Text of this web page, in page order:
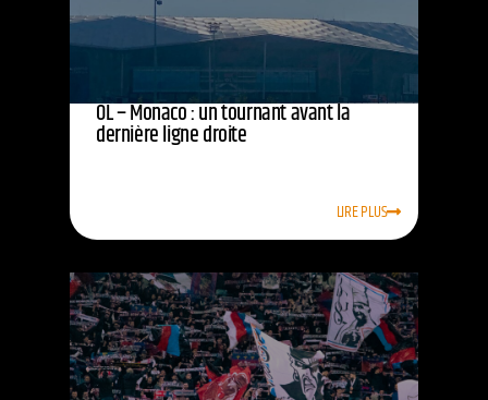
OL – Monaco : un tournant avant la
dernière ligne droite
LIRE PLUS